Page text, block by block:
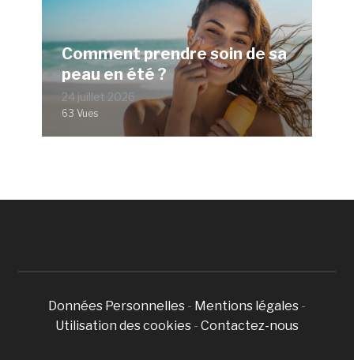
Comment prendre soin de sa
peau en été ?
24 juillet 2026
63 Vues
Données Personnelles - Mentions légales -
Utilisation des cookies - Contactez-nous